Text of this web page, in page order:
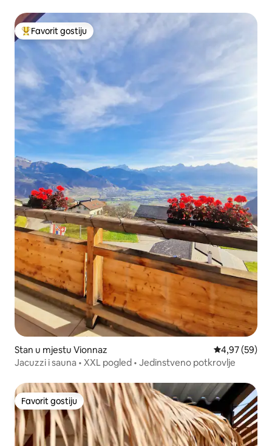
Glavni favorit gostiju
Favorit gostiju
Stan u mjestu Vionnaz Prosječna
4,97 (59)
Jacuzzi i sauna • XXL pogled • Jedinstveno potkrovlje
Favorit gostiju
Favorit gostiju